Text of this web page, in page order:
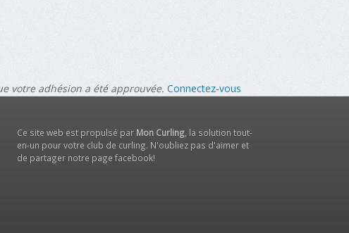
votre adhésion a été approuvée. Connectez-vous
Ce site web est propulsé par Mon Curling, la solution tout-
en-un pour votre club de curling. N'oubliez pas d'aimer et
de partager notre page facebook!